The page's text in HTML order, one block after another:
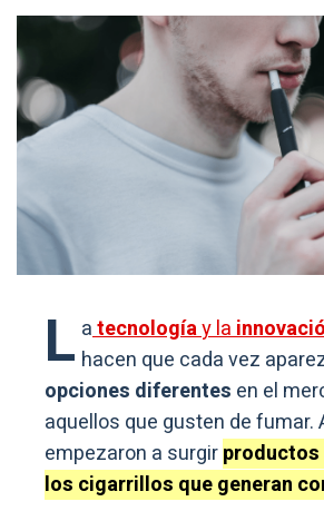
L atecnologíay la
hacen que cada vez
opciones diferentes en el
aquellos que gusten de fumar.
empezaron a surgir
los cigarrillos que generan